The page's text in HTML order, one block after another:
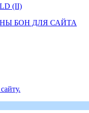
(II)
БОН ДЛЯ САЙТА